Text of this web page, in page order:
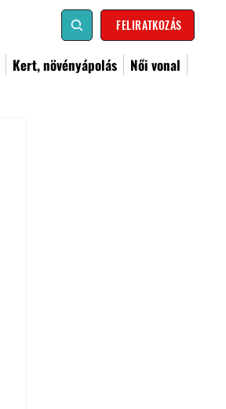
FELIRATKOZÁS
Kert, növényápolás
Női vonal